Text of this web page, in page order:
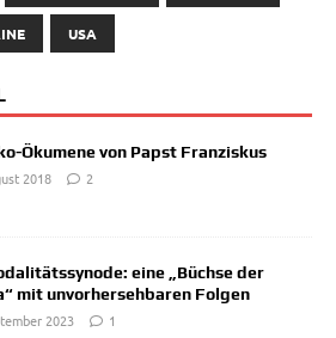
USA
Ökumene von Papst Franziskus
2018
2
eine „Büchse der
mit unvorhersehbaren Folgen
2023
1